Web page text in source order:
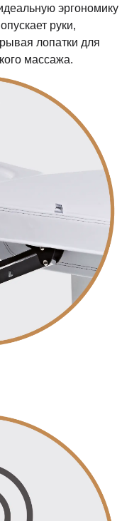
эргономику
руки,
лопатки для
массажа.